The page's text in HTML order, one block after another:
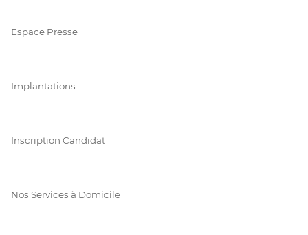
Espace Presse
Implantations
Inscription Candidat
Nos Services à Domicile